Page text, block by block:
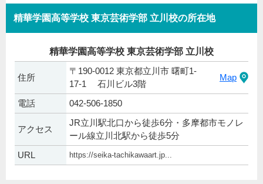
精華学園高等学校 東京芸術学部 立川校の所在地
精華学園高等学校 東京芸術学部 立川校
住所
〒190-0012 東京都立川市 曙町1-
17-1 石川ビル3階
Map
電話 042-506-1850
アクセス
JR立川駅北口から徒歩6分・多摩都市モノレ
ール線立川北駅から徒歩5分
URL
https://seika-tachikawaart.jp...